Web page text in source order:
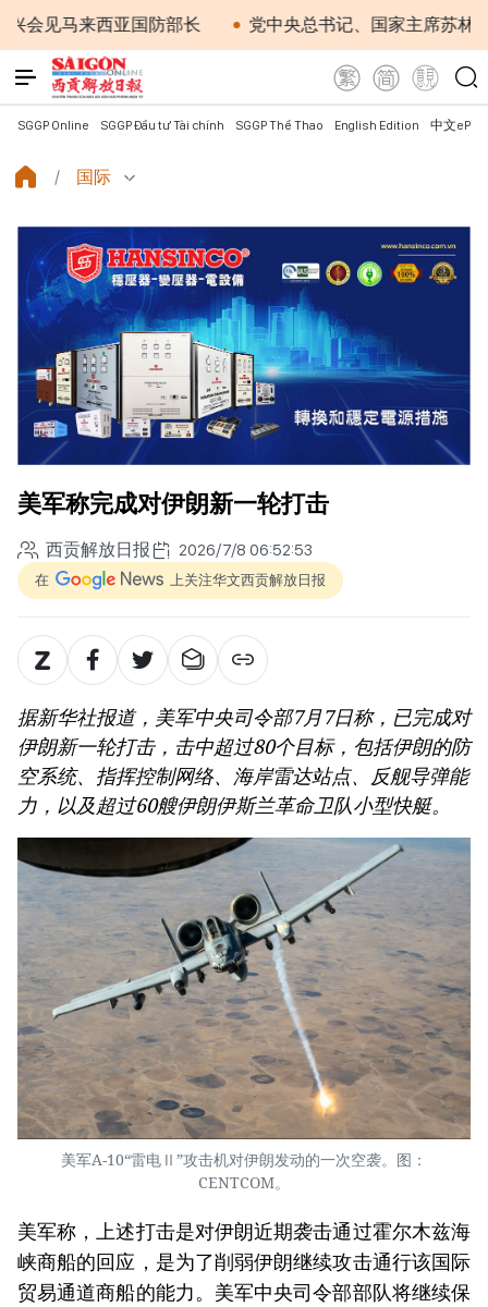
马来西亚国防部长 党中央总书记、国家主席苏林：越
SGGP Online SGGP Đầu tư Tài chính SGGP Thể Thao English Edition 中文
国际
美军称完成对伊朗新一轮打击
西贡解放日报 2026/7/8 06:52:53
在 上关注华文西贡解放日报
据新华社报道，美军中央司令部7月7日称，已完成对
伊朗新一轮打击，击中超过80个目标，包括伊朗的防
空系统、指挥控制网络、海岸雷达站点、反舰导弹能
力，以及超过60艘伊朗伊斯兰革命卫队小型快艇。
美军A-10“雷电Ⅱ”攻击机对伊朗发动的一次空袭。图：
CENTCOM。
美军称，上述打击是对伊朗近期袭击通过霍尔木兹海
峡商船的回应，是为了削弱伊朗继续攻击通行该国际
贸易通道商船的能力。美军中央司令部部队将继续保